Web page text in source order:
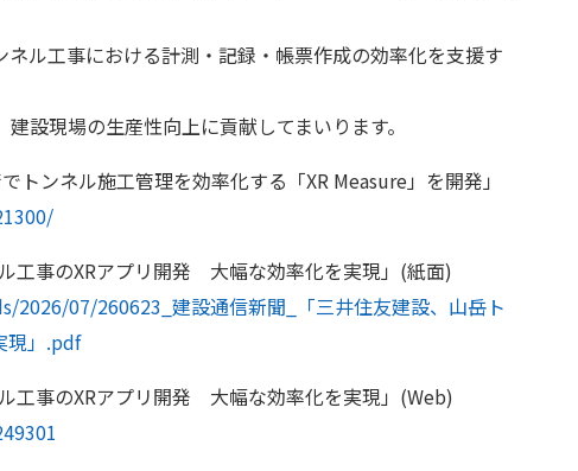
ル工事における計測・記録・帳票作成の効率化を支援す
設現場の生産性向上に貢献してまいります。
ンネル施工管理を効率化する「XR Measure」を開発」
事のXRアプリ開発 大幅な効率化を実現」(紙面)
07/260623_建設通信新聞_「三井住友建設、山岳ト
現」.pdf
事のXRアプリ開発 大幅な効率化を実現」(Web)